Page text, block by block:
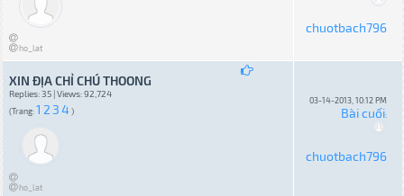
ho_lat
chuotbach796
XIN ĐỊA CHỈ CHÚ THOONG
Replies: 35 | Views: 92,724
(Trang:1 2 3 4 )
ho_lat
03-14-2013, 10:12 PM
Bài cuối:
chuotbach796